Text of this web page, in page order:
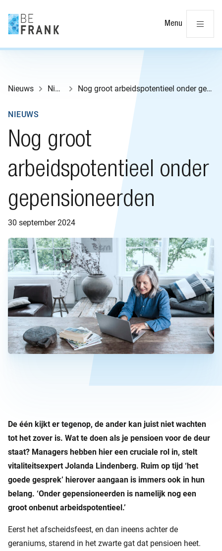
Menu
Nieuws Nieuws Nog groot arbeidspotentieel onder gepensioneerden
Nog groot
arbeidspotentieel onder
gepensioneerden
30 september 2024
NIEUWS
De één kijkt er tegenop, de ander kan juist niet wachten
tot het zover is. Wat te doen als je pensioen voor de deur
staat? Managers hebben hier een cruciale rol in, stelt
vitaliteitsexpert Jolanda Lindenberg. Ruim op tijd ‘het
goede gesprek’ hierover aangaan is immers ook in hun
belang. ‘Onder gepensioneerden is namelijk nog een
groot onbenut arbeidspotentieel.’
Eerst het afscheidsfeest, en dan ineens achter de
geraniums, starend in het zwarte gat dat pensioen heet.